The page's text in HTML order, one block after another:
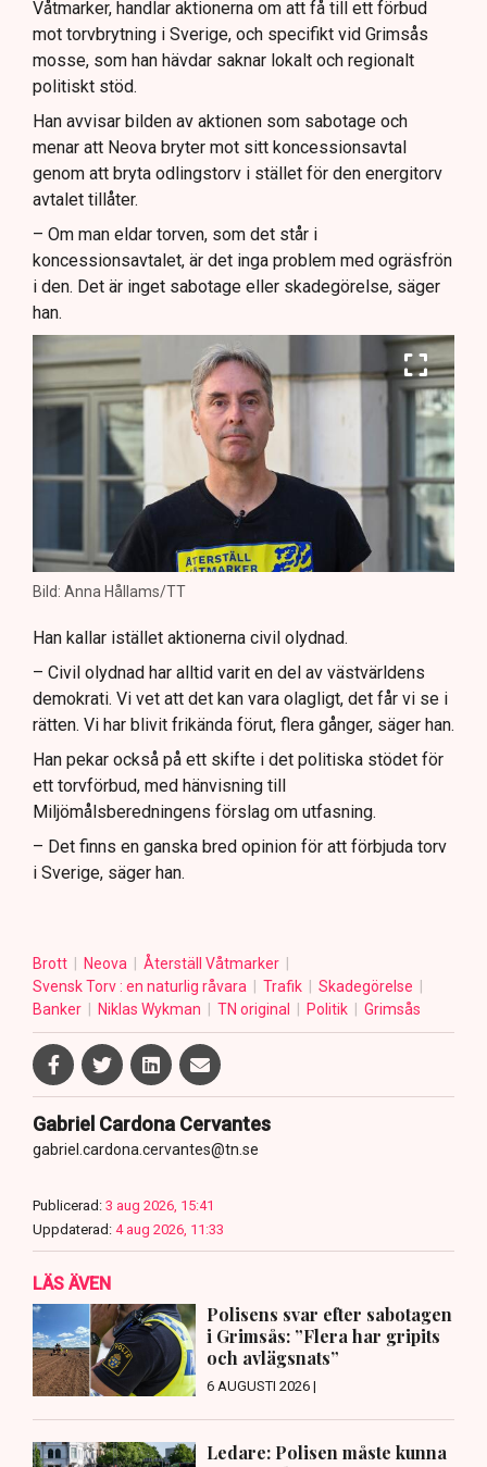
Våtmarker, handlar aktionerna om att få till ett förbud
mot torvbrytning i Sverige, och specifikt vid Grimsås
mosse, som han hävdar saknar lokalt och regionalt
politiskt stöd.
Han avvisar bilden av aktionen som sabotage och
menar att Neova bryter mot sitt koncessionsavtal
genom att bryta odlingstorv i stället för den energitorv
avtalet tillåter.
– Om man eldar torven, som det står i
koncessionsavtalet, är det inga problem med ogräsfrön
i den. Det är inget sabotage eller skadegörelse, säger
han.
Bild: Anna Hållams/TT
Han kallar istället aktionerna civil olydnad.
– Civil olydnad har alltid varit en del av västvärldens
demokrati. Vi vet att det kan vara olagligt, det får vi se i
rätten. Vi har blivit frikända förut, flera gånger, säger han.
Han pekar också på ett skifte i det politiska stödet för
ett torvförbud, med hänvisning till
Miljömålsberedningens förslag om utfasning.
– Det finns en ganska bred opinion för att förbjuda torv
i Sverige, säger han.
Brott Neova
Återställ Våtmarker
Svensk Torv : en naturlig råvara
Trafik
Skadegörelse
Banker
Niklas Wykman TN original Politik Grimsås
Gabriel Cardona Cervantes
gabriel.cardona.cervantes@tn.se
Publicerad: 3 aug 2026, 15:41
Uppdaterad: 4 aug 2026, 11:33
LÄS ÄVEN
Polisens svar efter sabotagen
i Grimsås: ”Flera har gripits
och avlägsnats”
6 AUGUSTI 2026 |
Ledare: Polisen måste kunna